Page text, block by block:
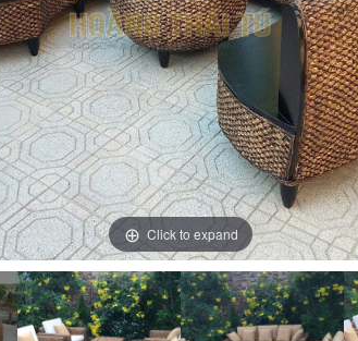
Click to expand